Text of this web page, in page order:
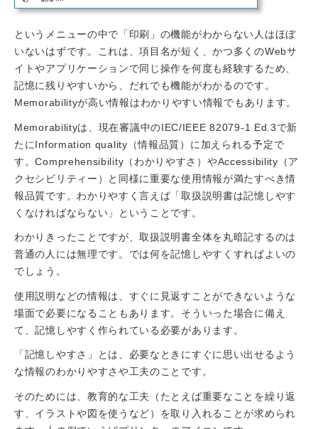
というメニューの中で「印刷」の機能がわからない人はほぼ
いないはずです。これは、項目名が短く、かつ多くのWebサ
イトやアプリケーションで同じ操作を何度も経験するため、
記憶に残りやすいから、だれでも機能がわかるのです。
Memorabilityが高い情報はわかりやすい情報でもあります。
Memorabilityは、現在審議中のIEC/IEEE 82079-1 Ed.3で新
たにInformation quality（情報品質）に加えられる予定で
す。Comprehensibility（わかりやすさ）やAccessibility（ア
クセシビリティー）と同様に重要な使用情報が満たすべき情
報品質です。わかりやすく言えば「取扱説明書は記憶しやす
くなければならない」ということです。
わかりきったことですが、取扱説明書全体を丸暗記するのは
普通の人には無理です。では何を記憶しやすくすればよいの
でしょう。
使用説明などの情報は、すぐに見返すことができないような
場面で必要になることもあります。そういった場合に備え
て、記憶しやすく作られている必要があります。
「記憶しやすさ」とは、必要なときにすぐに思い出せるよう
な情報のわかりやすさや工夫のことです。
そのためには、教育的な工夫（たとえば重要なことを繰り返
す、イラストや図を使うなど）を取り入れることが求められ